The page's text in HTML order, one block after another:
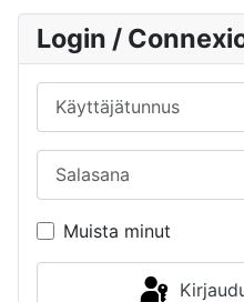
Login /
Muista minut